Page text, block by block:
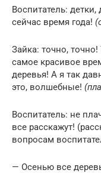
Воспитатель:
сейчас время года!
Зайка: точно, точно!
самое красивое
деревья! А я так
это, волшебные!
Воспитатель: не
все расскажут!
вопросам
— Осенью все